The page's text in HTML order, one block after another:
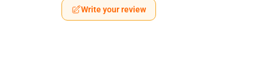
Write your review